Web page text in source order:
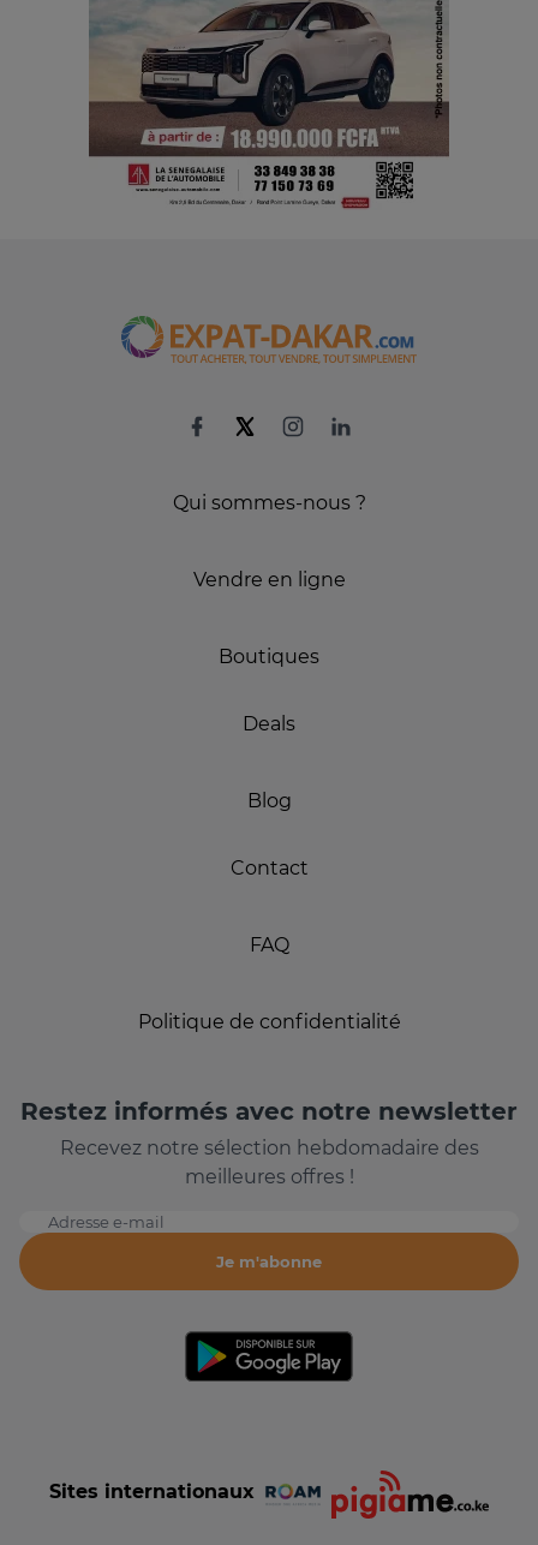
Qui sommes-nous ?
Vendre en ligne
Boutiques
Deals
Blog
Contact
FAQ
Politique de confidentialité
Restez informés avec notre newsletter
Recevez notre sélection hebdomadaire des
meilleures offres !
Adresse e-mail
Je m'abonne
Sites internationaux